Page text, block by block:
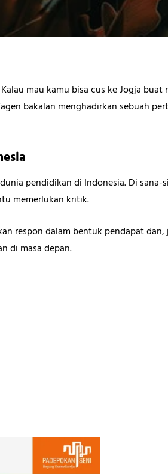
mau kamu bisa cus ke Jogja buat
bakalan menghadirkan sebuah
pendidikan di Indonesia. Di sana-
memerlukan kritik.
respon dalam bentuk pendapat dan,
di masa depan.